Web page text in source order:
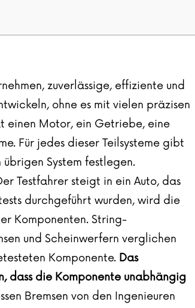
zuverlässige, effiziente und
ohne es mit vielen präzisen
einen Motor, ein Getriebe, eine
Für jedes dieser Teilsysteme gibt
System festlegen.
Testfahrer steigt in ein Auto, das
durchgeführt wurden, wird die
Komponenten. String-
und Scheinwerfern verglichen
Komponente. Das
dass die Komponente unabhängig
Bremsen von den Ingenieuren